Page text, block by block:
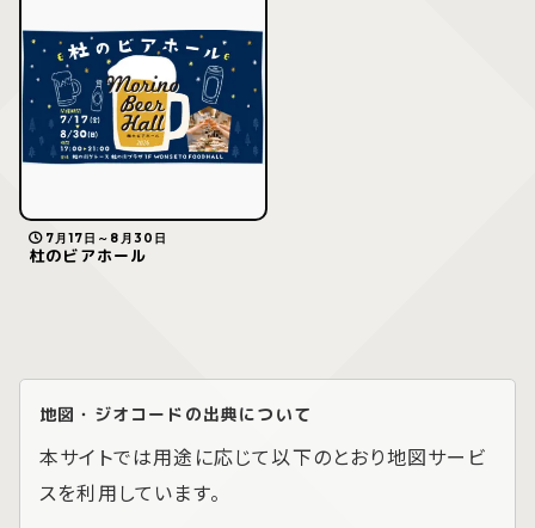
7月17日～8月30日
杜のビアホール
地図・ジオコードの出典について
本サイトでは用途に応じて以下のとおり地図サービ
スを利用しています。